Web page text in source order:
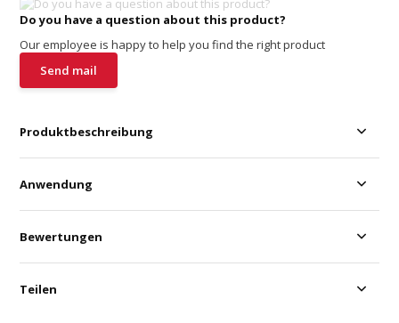
Do you have a question about this product?
Our employee is happy to help you find the right product
Send mail
Produktbeschreibung
Anwendung
Bewertungen
Teilen